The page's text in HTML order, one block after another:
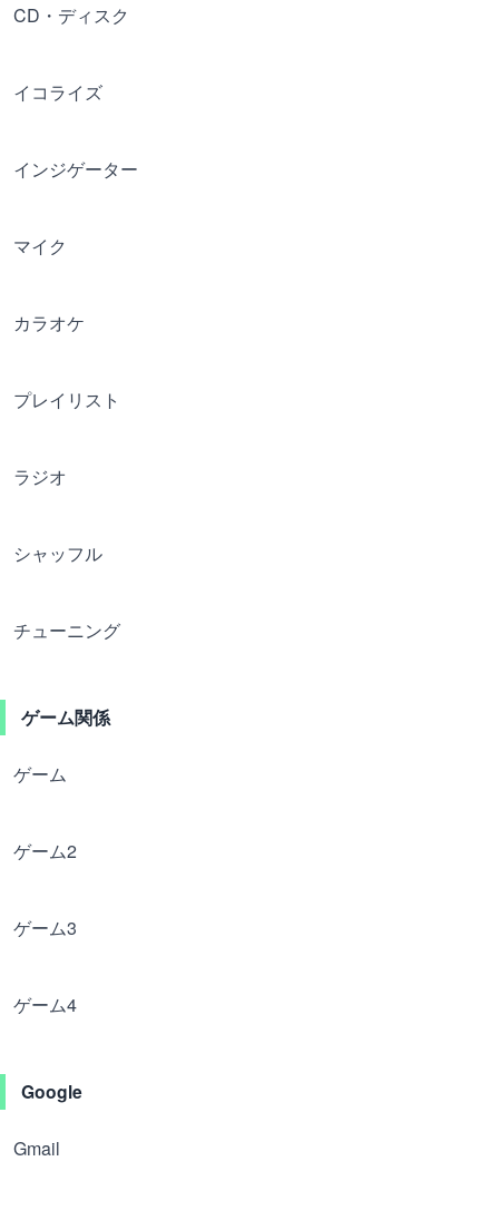
CD・ディスク
イコライズ
インジゲーター
マイク
カラオケ
プレイリスト
ラジオ
シャッフル
チューニング
ゲーム関係
ゲーム
ゲーム2
ゲーム3
ゲーム4
Google
Gmail